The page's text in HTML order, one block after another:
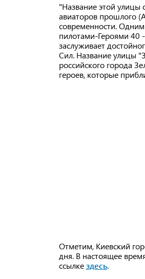
"Название этой улицы
авиаторов прошлого
современности.
пилотами-Героями 40
заслуживает
Сил. Название улицы
российского города
героев, которые
Отметим, Киевский
дня. В настоящее
ссылкездесь.